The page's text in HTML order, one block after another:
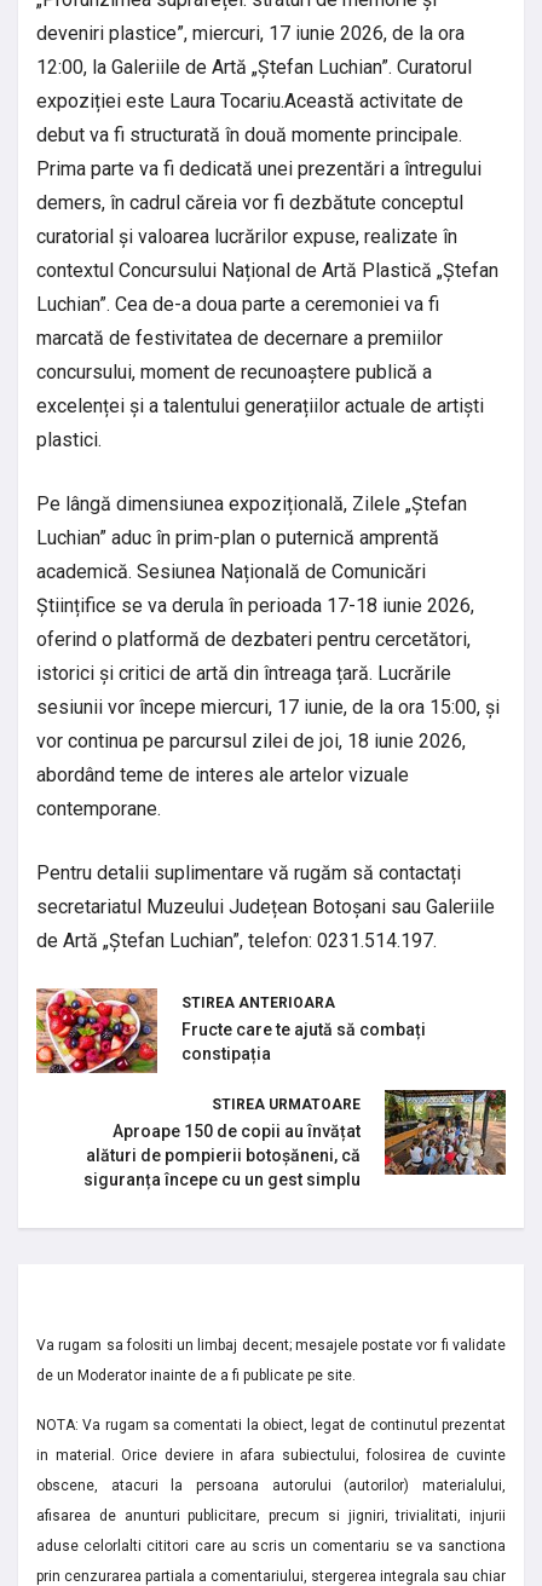
deveniri plastice”, miercuri, 17 iunie 2026, de la ora
12:00, la Galeriile de Artă „Ștefan Luchian”. Curatorul
expoziției este Laura Tocariu.Această activitate de
debut va fi structurată în două momente principale.
Prima parte va fi dedicată unei prezentări a întregului
demers, în cadrul căreia vor fi dezbătute conceptul
curatorial și valoarea lucrărilor expuse, realizate în
contextul Concursului Național de Artă Plastică „Ștefan
Luchian”. Cea de-a doua parte a ceremoniei va fi
marcată de festivitatea de decernare a premiilor
concursului, moment de recunoaștere publică a
excelenței și a talentului generațiilor actuale de artiști
plastici.
Pe lângă dimensiunea expozițională, Zilele „Ștefan
Luchian” aduc în prim-plan o puternică amprentă
academică. Sesiunea Națională de Comunicări
Științifice se va derula în perioada 17-18 iunie 2026,
oferind o platformă de dezbateri pentru cercetători,
istorici și critici de artă din întreaga țară. Lucrările
sesiunii vor începe miercuri, 17 iunie, de la ora 15:00, și
vor continua pe parcursul zilei de joi, 18 iunie 2026,
abordând teme de interes ale artelor vizuale
contemporane.
Pentru detalii suplimentare vă rugăm să contactați
secretariatul Muzeului Județean Botoșani sau Galeriile
de Artă „Ștefan Luchian”, telefon: 0231.514.197.
STIREA ANTERIOARA
Fructe care te ajută să combați
constipația
STIREA URMATOARE
Aproape 150 de copii au învățat
alături de pompierii botoșăneni, că
siguranța începe cu un gest simplu
Va rugam sa folositi un limbaj decent; mesajele postate vor fi validate
de un Moderator inainte de a fi publicate pe site.
NOTA: Va rugam sa comentati la obiect, legat de continutul prezentat
in material. Orice deviere in afara subiectului, folosirea de cuvinte
obscene, atacuri la persoana autorului (autorilor) materialului,
afisarea de anunturi publicitare, precum si jigniri, trivialitati, injurii
aduse celorlalti cititori care au scris un comentariu se va sanctiona
prin cenzurarea partiala a comentariului, stergerea integrala sau chiar